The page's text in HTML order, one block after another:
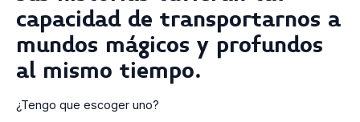
capacidad de transportarnos a
mundos mágicos y profundos
al mismo tiempo.
¿Tengo que escoger uno?